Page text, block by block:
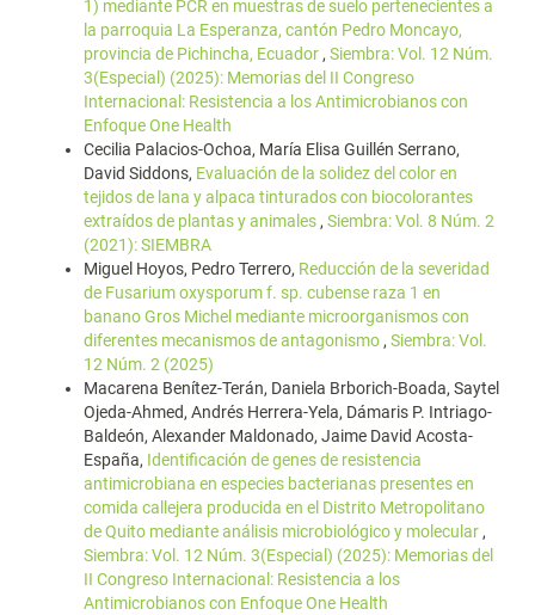
1) mediante PCR en muestras de suelo pertenecientes a
la parroquia La Esperanza, cantón Pedro Moncayo,
provincia de Pichincha, Ecuador , Siembra: Vol. 12 Núm.
3(Especial) (2025): Memorias del II Congreso
Internacional: Resistencia a los Antimicrobianos con
Enfoque One Health
Cecilia Palacios-Ochoa, María Elisa Guillén Serrano,
David Siddons, Evaluación de la solidez del color en
tejidos de lana y alpaca tinturados con biocolorantes
extraídos de plantas y animales , Siembra: Vol. 8 Núm. 2
(2021): SIEMBRA
Miguel Hoyos, Pedro Terrero, Reducción de la severidad
de Fusarium oxysporum f. sp. cubense raza 1 en
banano Gros Michel mediante microorganismos con
diferentes mecanismos de antagonismo , Siembra: Vol.
12 Núm. 2 (2025)
Macarena Benítez-Terán, Daniela Brborich-Boada, Saytel
Ojeda-Ahmed, Andrés Herrera-Yela, Dámaris P. Intriago-
Baldeón, Alexander Maldonado, Jaime David Acosta-
España, Identificación de genes de resistencia
antimicrobiana en especies bacterianas presentes en
comida callejera producida en el Distrito Metropolitano
de Quito mediante análisis microbiológico y molecular ,
Siembra: Vol. 12 Núm. 3(Especial) (2025): Memorias del
II Congreso Internacional: Resistencia a los
Antimicrobianos con Enfoque One Health